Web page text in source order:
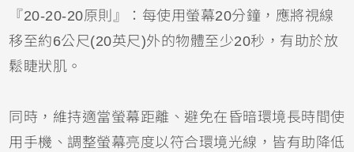
『20-20-20原則』：每使用螢幕20分鐘，應將視線
移至約6公尺(20英尺)外的物體至少20秒，有助於放
鬆睫狀肌。
同時，維持適當螢幕距離、避免在昏暗環境長時間使
用手機、調整螢幕亮度以符合環境光線，皆有助降低